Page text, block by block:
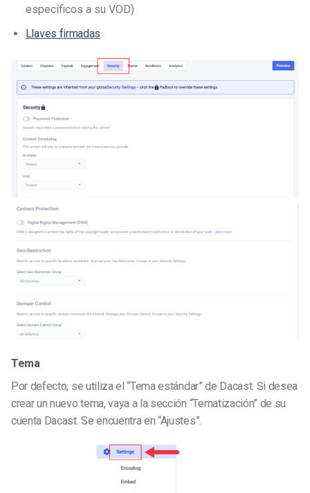
específicos a su VOD)
Llaves firmadas
Tema
Por defecto, se utiliza el “Tema estándar” de Dacast. Si desea
crear un nuevo tema, vaya a la sección “Tematización” de su
cuenta Dacast. Se encuentra en “Ajustes”.